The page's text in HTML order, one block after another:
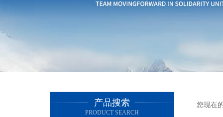
产品搜索
PRODUCT SEARCH
您现在